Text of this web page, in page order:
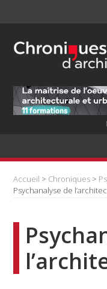
Accueil > Chroniques >
Psychanalyse de